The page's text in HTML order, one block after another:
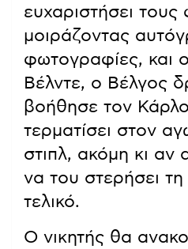
ευχαριστήσει τους
μοιράζοντας
φωτογραφίες, και
Βέλντε, ο Βέλγος
βοήθησε τον
τερματίσει στον
στιπλ, ακόμη κι αν
να του στερήσει
τελικό.
Ο νικητής θα